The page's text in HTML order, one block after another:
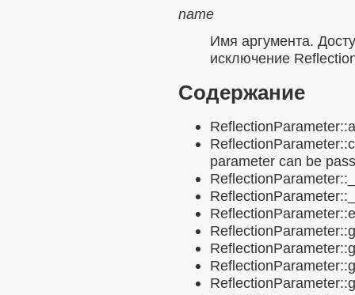
name
Имя аргумента.
исключение
Содержание
parameter can be